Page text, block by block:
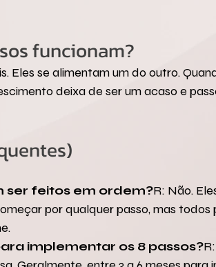
funcionam?
Eles se alimentam um do outro.
deixa de ser um acaso e
ser feitos em ordem?R: Não.
por qualquer passo, mas todos
implementar os 8 passos?